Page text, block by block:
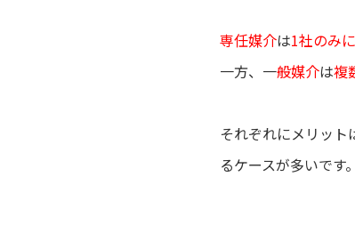
専任媒介は1社のみ
一方、一般媒介は複
それぞれにメリッ
るケースが多いです。